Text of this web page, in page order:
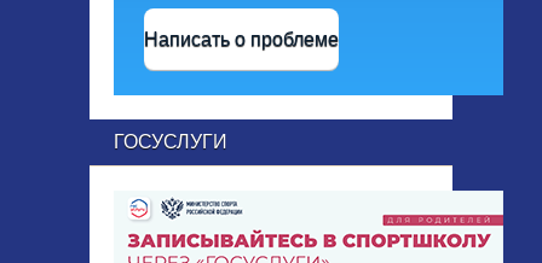
Написать о проблеме
ГОСУСЛУГИ